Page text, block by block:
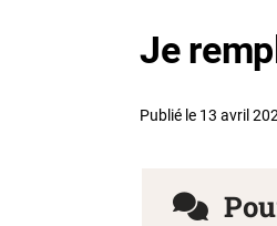
Je
Publié le 13 avril